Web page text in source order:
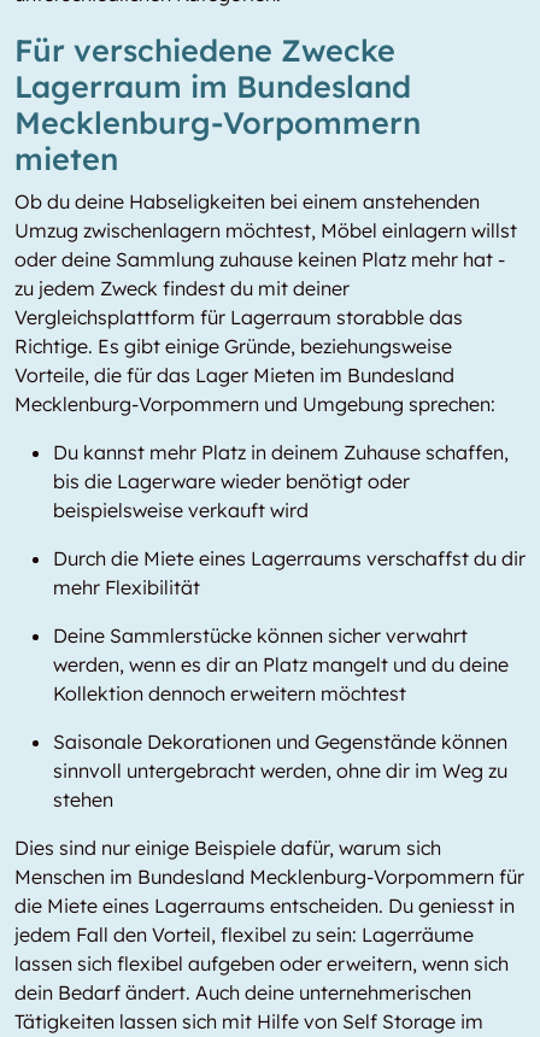
Für verschiedene Zwecke
Lagerraum im Bundesland
Mecklenburg-Vorpommern
mieten
Ob du deine Habseligkeiten bei einem anstehenden
Umzug zwischenlagern möchtest, Möbel einlagern willst
oder deine Sammlung zuhause keinen Platz mehr hat -
zu jedem Zweck findest du mit deiner
Vergleichsplattform für Lagerraum storabble das
Richtige. Es gibt einige Gründe, beziehungsweise
Vorteile, die für das Lager Mieten im Bundesland
Mecklenburg-Vorpommern und Umgebung sprechen:
Du kannst mehr Platz in deinem Zuhause schaffen,
bis die Lagerware wieder benötigt oder
beispielsweise verkauft wird
Durch die Miete eines Lagerraums verschaffst du dir
mehr Flexibilität
Deine Sammlerstücke können sicher verwahrt
werden, wenn es dir an Platz mangelt und du deine
Kollektion dennoch erweitern möchtest
Saisonale Dekorationen und Gegenstände können
sinnvoll untergebracht werden, ohne dir im Weg zu
stehen
Dies sind nur einige Beispiele dafür, warum sich
Menschen im Bundesland Mecklenburg-Vorpommern für
die Miete eines Lagerraums entscheiden. Du geniesst in
jedem Fall den Vorteil, flexibel zu sein: Lagerräume
lassen sich flexibel aufgeben oder erweitern, wenn sich
dein Bedarf ändert. Auch deine unternehmerischen
Tätigkeiten lassen sich mit Hilfe von Self Storage im